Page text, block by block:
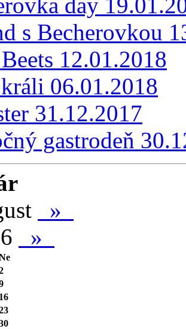
s Becherovkou
12.01.2018
06.01.2018
31.12.2017
gastrodeň
»
»
16